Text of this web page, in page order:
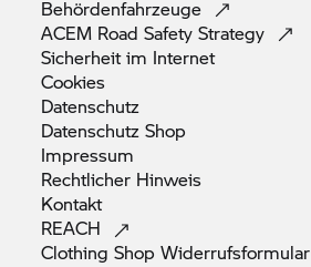
Behördenfahrzeuge
ACEM Road SafetyStrategy
Sicherheit im Internet
Cookies
Datenschutz
DatenschutzShop
Impressum
Rechtlicher Hinweis
Kontakt
REACH
Clothing ShopWiderrufsformular